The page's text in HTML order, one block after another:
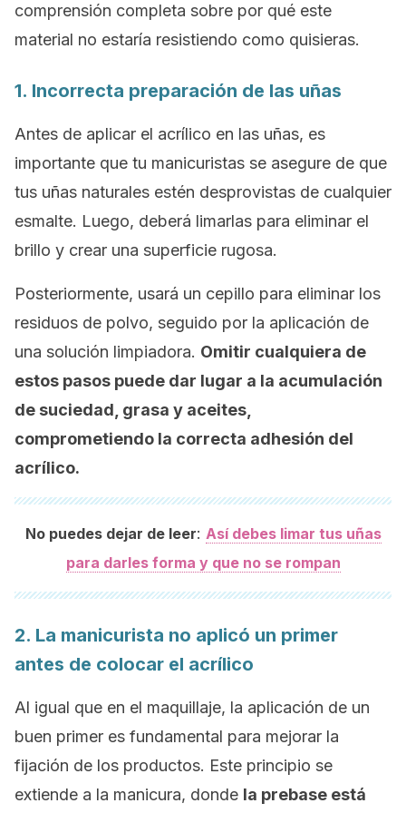
comprensión completa sobre por qué este
material no estaría resistiendo como quisieras.
1. Incorrecta preparación de las uñas
Antes de aplicar el acrílico en las uñas, es
importante que tu manicuristas se asegure de que
tus uñas naturales estén desprovistas de cualquier
esmalte. Luego, deberá limarlas para eliminar el
brillo y crear una superficie rugosa.
Posteriormente, usará un cepillo para eliminar los
residuos de polvo, seguido por la aplicación de
una solución limpiadora. Omitir cualquiera de
estos pasos puede dar lugar a la acumulación
de suciedad, grasa y aceites,
comprometiendo la correcta adhesión del
acrílico.
No puedes dejar de leer: Así debes limar tus uñas
para darles forma y que no se rompan
2. La manicurista no aplicó un primer
antes de colocar el acrílico
Al igual que en el maquillaje, la aplicación de un
buen primer es fundamental para mejorar la
fijación de los productos. Este principio se
extiende a la manicura, donde la prebase está